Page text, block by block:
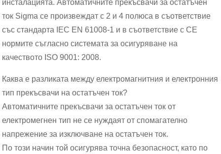
инсталацията. Автоматичните прекъсвачи за остатъчен
ток Sigma се произвеждат с 2 и 4 полюса в съответствие
със стандарта IEC EN 61008-1 и в съответствие с CE
нормите съгласно системата за осигуряване на
качеството ISO 9001: 2008.
Каква е разликата между електромагнитния и електронния
тип прекъсвачи на остатъчен ток?
Автоматичните прекъсвачи за остатъчен ток от
електромегнен тип не се нуждаят от спомагателно
напрежение за изключване на остатъчен ток.
По този начин той осигурява точна безопасност, като по